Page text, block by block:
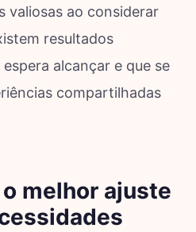
valiosas ao considerar
resultados
alcançar e que se
compartilhadas
melhor ajuste